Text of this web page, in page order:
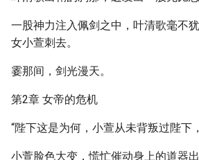
一股神力注入佩剑之中，叶清歌毫不
女小萱刺去。
霎那间，剑光漫天。
第2章 女帝的危机
“陛下这是为何，小萱从未背叛过陛下
小萱脸色大变，慌忙催动身上的道器出